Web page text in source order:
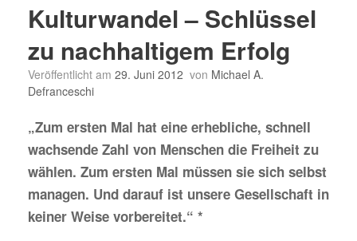
Kulturwandel – Schlüssel
zu nachhaltigem Erfolg
Veröffentlicht am 29. Juni 2012 von Michael A.
Defranceschi
„Zum ersten Mal hat eine erhebliche, schnell
wachsende Zahl von Menschen die Freiheit zu
wählen. Zum ersten Mal müssen sie sich selbst
managen. Und darauf ist unsere Gesellschaft in
keiner Weise vorbereitet.“ *